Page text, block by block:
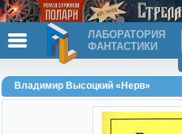
ЛАБОРАТОРИЯ
ФАНТАСТИКИ
Владимир Высоцкий «Нерв»